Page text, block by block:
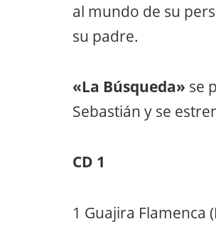
al mundo de su
su padre.
«La Búsqueda» se
Sebastián y se
CD 1
1 Guajira Flamenca